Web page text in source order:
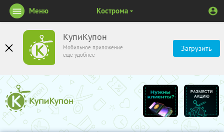
КупиКупон
Мобильное приложение
ещё удобнее
Загрузить
Меню Кострома